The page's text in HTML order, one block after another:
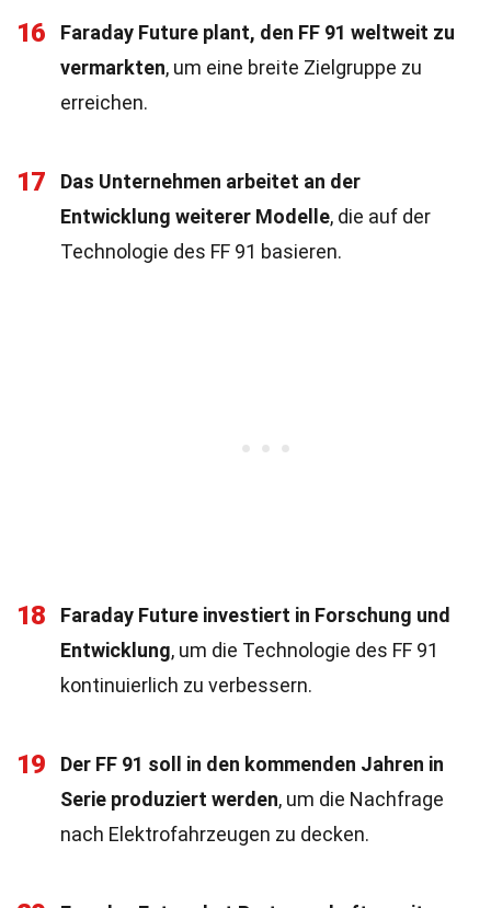
16
Faraday Future plant, den FF 91 weltweit zu
vermarkten, um eine breite Zielgruppe zu
erreichen.
17
Das Unternehmen arbeitet an der
Entwicklung weiterer Modelle, die auf der
Technologie des FF 91 basieren.
18
Faraday Future investiert in Forschung und
Entwicklung, um die Technologie des FF 91
kontinuierlich zu verbessern.
19
Der FF 91 soll in den kommenden Jahren in
Serie produziert werden, um die Nachfrage
nach Elektrofahrzeugen zu decken.